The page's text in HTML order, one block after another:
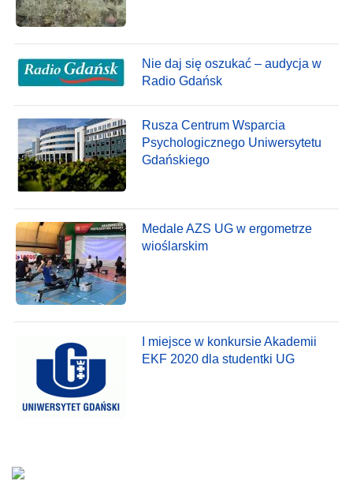
Nie daj się oszukać – audycja w
Radio Gdańsk
Rusza Centrum Wsparcia
Psychologicznego Uniwersytetu
Gdańskiego
Medale AZS UG w ergometrze
wioślarskim
I miejsce w konkursie Akademii
EKF 2020 dla studentki UG